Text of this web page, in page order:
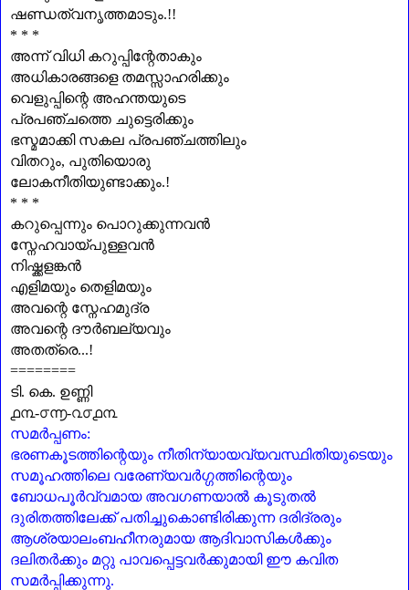
ഷണ്ഡത്വനൃത്തമാടും.!!
* * *
അന്ന് വിധി കറുപ്പിന്റേതാകും
അധികാരങ്ങളെ തമസ്സാഹരിക്കും
വെളുപ്പിന്റെ അഹന്തയുടെ
പ്രപഞ്ചത്തെ ചുട്ടെരിക്കും
ഭസ്മമാക്കി സകല പ്രപഞ്ചത്തിലും
വിതറും, പുതിയൊരു
ലോകനീതിയുണ്ടാക്കും.!
* * *
കറുപ്പെന്നും പൊറുക്കുന്നവൻ
സ്നേഹവായ്പുള്ളവൻ
നിഷ്ക്കളങ്കൻ
എളിമയും തെളിമയും
അവന്റെ സ്നേഹമുദ്ര
അവന്റെ ദൗർബല്യവും
അതത്രെ...!
========
ടി. കെ. ഉണ്ണി
൧൩-൦൬-൨൦൧൩
സമർപ്പണം:
ഭരണകൂടത്തിന്റെയും നീതിന്യായവ്യവസ്ഥിതിയുടെയും
സമൂഹത്തിലെ വരേണ്യവർഗ്ഗത്തിന്റെയും
ബോധപൂർവ്വമായ അവഗണയാൽ കൂടുതൽ
ദുരിതത്തിലേക്ക് പതിച്ചുകൊണ്ടിരിക്കുന്ന ദരിദ്രരും
ആശ്രയാലംബഹീനരുമായ ആദിവാസികൾക്കും
ദലിതർക്കും മറ്റു പാവപ്പെട്ടവർക്കുമായി ഈ കവിത
സമർപ്പിക്കുന്നു.